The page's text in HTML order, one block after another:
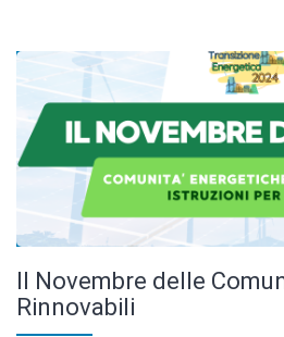
Il Novembre delle
Rinnovabili